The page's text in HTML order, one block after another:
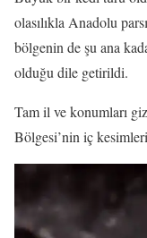
olasılıkla Anadolu
bölgenin de şu ana
olduğu dile getirildi.
Tam il ve konumları
Bölgesi’nin iç